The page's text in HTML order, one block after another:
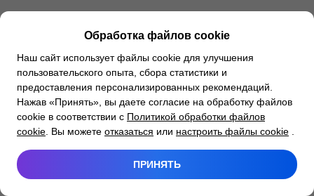
Обработка файлов cookie
Наш сайт использует файлы cookie для улучшения
пользовательского опыта, сбора статистики и
предоставления персонализированных рекомендаций.
Нажав «Принять», вы даете согласие на обработку файлов
cookie в соответствии с Политикой обработки файлов
cookie . Вы можете отказаться или настроить файлы cookie
ПРИНЯТЬ